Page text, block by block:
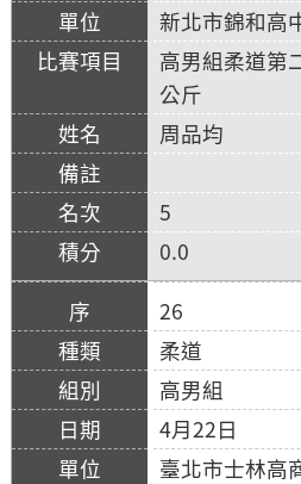
新北市錦和高
高男組柔道第
公斤
周品均
5
0.0
26
柔道
高男組
4月22日
臺北市士林高